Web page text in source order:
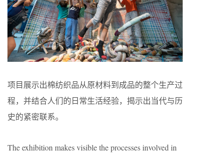
项目展示出棉纺织品从原材料到成品的整个生产过
程，并结合人们的日常生活经验，揭示出当代与历
史的紧密联系。
The exhibition makes visible the processes involved in